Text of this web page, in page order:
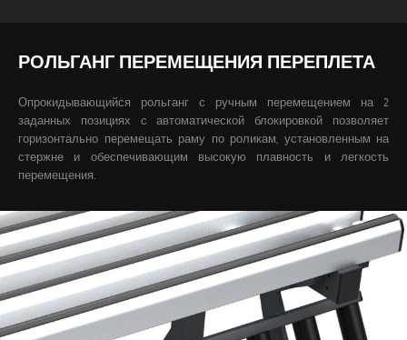
РОЛЬГАНГ ПЕРЕМЕЩЕНИЯ ПЕРЕПЛЕТА
Опрокидывающийся рольганг с ручным перемещением на 2
заданных позициях с автоматической блокировкой позволяет
горизонтально перемещать раму по роликам, установленным на
стержне и обеспечивающим высокую плавность и легкость
перемещения.